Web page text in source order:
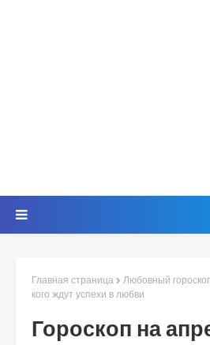
Главная страница Любовный
кого ждут успехи в любви
Гороскоп на